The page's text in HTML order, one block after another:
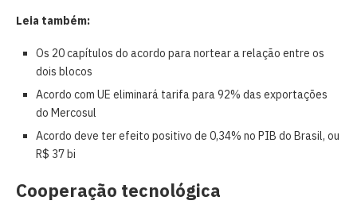
Leia também:
Os 20 capítulos do acordo para nortear a relação entre os
dois blocos
Acordo com UE eliminará tarifa para 92% das exportações
do Mercosul
Acordo deve ter efeito positivo de 0,34% no PIB do Brasil, ou
R$ 37 bi
Cooperação tecnológica